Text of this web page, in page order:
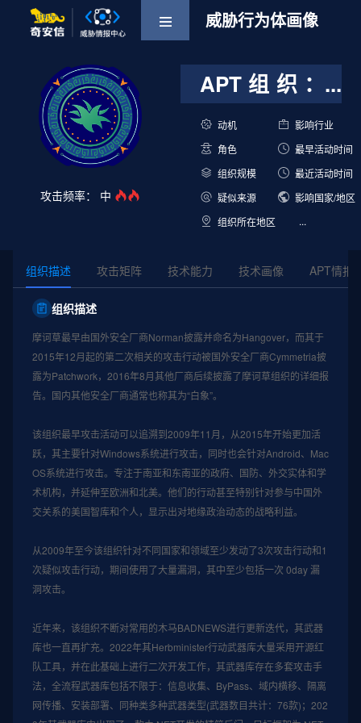
威胁行为体画像
攻击频率： 中
...
APT组织：
摩诃草
（APT-
Q-36）
动机
...
谍
活
影响行业
角色
...
最早活动时间
组织规模
...
最近活动时间
疑似来源
...
度
影响国家/地区
组织所在地区
...
组织描述 攻击矩阵 技术能力 技术画像 APT情报
组织描述
摩诃草最早由国外安全厂商Norman披露并命名为Hangover，而其于
2015年12月起的第二次相关的攻击行动被国外安全厂商Cymmetria披
露为Patchwork，2016年8月其他厂商后续披露了摩诃草组织的详细报
告。国内其他安全厂商通常也称其为“白象”。
该组织最早攻击活动可以追溯到2009年11月，从2015年开始更加活
跃，其主要针对Windows系统进行攻击，同时也会针对Android、Mac
OS系统进行攻击。专注于南亚和东南亚的政府、国防、外交实体和学
术机构，并延伸至欧洲和北美。他们的行动甚至特别针对参与中国外
交关系的美国智库和个人，显示出对地缘政治动态的战略利益。
从2009年至今该组织针对不同国家和领域至少发动了3次攻击行动和1
次疑似攻击行动，期间使用了大量漏洞，其中至少包括一次 0day 漏
洞攻击。
近年来，该组织不断对常用的木马BADNEWS进行更新迭代，其武器
库也一直再扩充。2022年其Herbminister行动武器库大量采用开源红
队工具，并在此基础上进行二次开发工作，其武器库存在多套攻击手
法，全流程武器库包括不限于：信息收集、ByPass、域内横移、隔离
网传播、安装部署、同种类多种武器类型(武器数目共计：76款)；202